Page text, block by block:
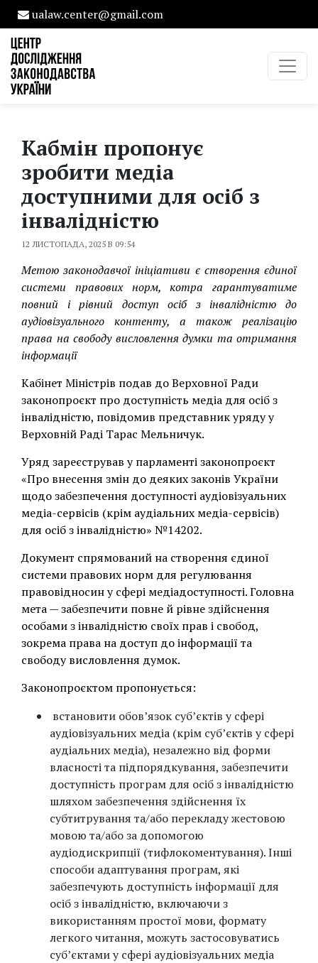
ualaw.center@gmail.com
Кабмін пропонує
зробити медіа
доступними для осіб з
інвалідністю
12 ЛИСТОПАДА, 2025 В 09:54
Метою законодавчої ініціативи є створення єдиної
системи правових норм, котра гарантуватиме
повний і рівний доступ осіб з інвалідністю до
аудіовізуального контенту, а також реалізацію
права на свободу висловлення думки та отримання
інформації
Кабінет Міністрів подав до Верховної Ради
законопроєкт про доступність медіа для осіб з
інвалідністю, повідомив представник уряду у
Верховній Раді Тарас Мельничук.
Уряд зареєстрував у парламенті законопроєкт
«Про внесення змін до деяких законів України
щодо забезпечення доступності аудіовізуальних
медіа-сервісів (крім аудіальних медіа-сервісів)
для осіб з інвалідністю» №14202.
Документ спрямований на створення єдиної
системи правових норм для регулювання
правовідносин у сфері медіадоступності. Головна
мета — забезпечити повне й рівне здійснення
особами з інвалідністю своїх прав і свобод,
зокрема права на доступ до інформації та
свободу висловлення думок.
Законопроєктом пропонується:
встановити обов’язок суб’єктів у сфері
аудіовізуальних медіа (крім суб’єктів у сфері
аудіальних медіа), незалежно від форми
власності та підпорядкування, забезпечити
доступність програм для осіб з інвалідністю
шляхом забезпечення здійснення їх
субтитрування та/або перекладу жестовою
мовою та/або за допомогою
аудіодискрипції (тифлокоментування). Інші
способи адаптування програм, які
забезпечують доступність інформації для
осіб з інвалідністю, включаючи з
використанням простої мови, формату
легкого читання, можуть застосовуватись
суб’єктами у сфері аудіовізуальних медіа